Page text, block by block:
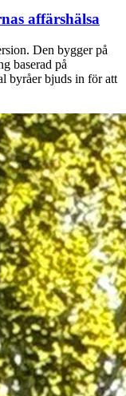
affärshälsa
Den bygger på
baserad på
byråer bjuds in för att